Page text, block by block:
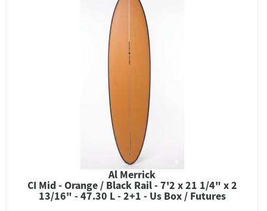
Al Merrick
CI Mid - Orange / Black Rail - 7'2 x 21 1/4" x 2
13/16" - 47.30 L - 2+1 - Us Box / Futures